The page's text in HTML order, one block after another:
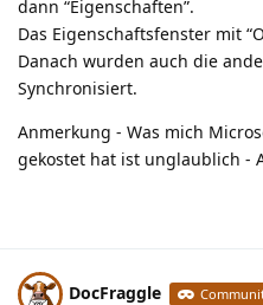
dann “Eigenschaften”.
Das Eigenschaftsfenster mit
Danach wurden auch die
Synchronisiert.
Anmerkung - Was mich
gekostet hat ist unglaublich -
DocFraggle